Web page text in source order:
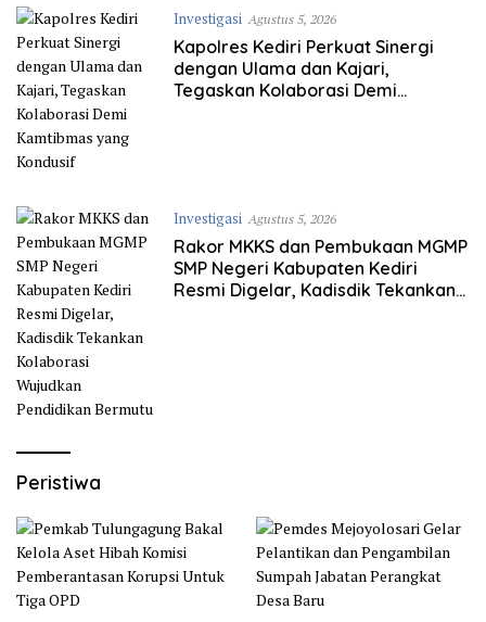
Investigasi Agustus 5, 2026
Kapolres Kediri Perkuat Sinergi
dengan Ulama dan Kajari,
Tegaskan Kolaborasi Demi
Investigasi Agustus 5, 2026
Rakor MKKS dan Pembukaan MGMP
SMP Negeri Kabupaten Kediri
Resmi Digelar, Kadisdik Tekankan
Peristiwa